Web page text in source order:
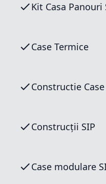
Kit Casa Panouri
Case Termice
Constructie
Construcții SIP
Case modulare